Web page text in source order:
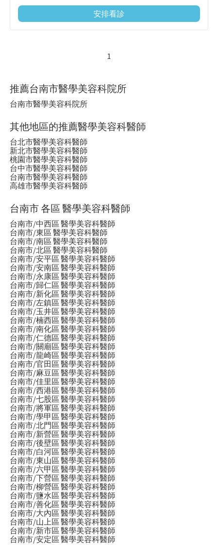
安排看診
1
推薦台南市醫學美容科院所
台南市醫學美容科院所
其他地區的推薦醫學美容科醫師
台北市醫學美容科醫師
新北市醫學美容科醫師
桃園市醫學美容科醫師
台中市醫學美容科醫師
台南市醫學美容科醫師
高雄市醫學美容科醫師
台南市 各區 醫學美容科醫師
台南市/中西區 醫學美容科醫師
台南市/東區 醫學美容科醫師
台南市/南區 醫學美容科醫師
台南市/北區 醫學美容科醫師
台南市/安平區 醫學美容科醫師
台南市/安南區 醫學美容科醫師
台南市/永康區 醫學美容科醫師
台南市/歸仁區 醫學美容科醫師
台南市/新化區 醫學美容科醫師
台南市/左鎮區 醫學美容科醫師
台南市/玉井區 醫學美容科醫師
台南市/楠西區 醫學美容科醫師
台南市/南化區 醫學美容科醫師
台南市/仁德區 醫學美容科醫師
台南市/關廟區 醫學美容科醫師
台南市/龍崎區 醫學美容科醫師
台南市/官田區 醫學美容科醫師
台南市/麻豆區 醫學美容科醫師
台南市/佳里區 醫學美容科醫師
台南市/西港區 醫學美容科醫師
台南市/七股區 醫學美容科醫師
台南市/將軍區 醫學美容科醫師
台南市/學甲區 醫學美容科醫師
台南市/北門區 醫學美容科醫師
台南市/新營區 醫學美容科醫師
台南市/後壁區 醫學美容科醫師
台南市/白河區 醫學美容科醫師
台南市/東山區 醫學美容科醫師
台南市/六甲區 醫學美容科醫師
台南市/下營區 醫學美容科醫師
台南市/柳營區 醫學美容科醫師
台南市/鹽水區 醫學美容科醫師
台南市/善化區 醫學美容科醫師
台南市/大內區 醫學美容科醫師
台南市/山上區 醫學美容科醫師
台南市/新市區 醫學美容科醫師
台南市/安定區 醫學美容科醫師